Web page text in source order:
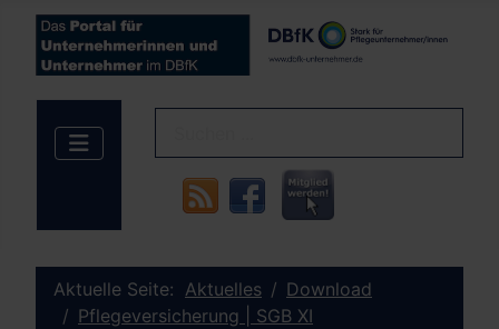
Aktuelle Seite: Aktuelles
Download
Pflegeversicherung | SGB XI